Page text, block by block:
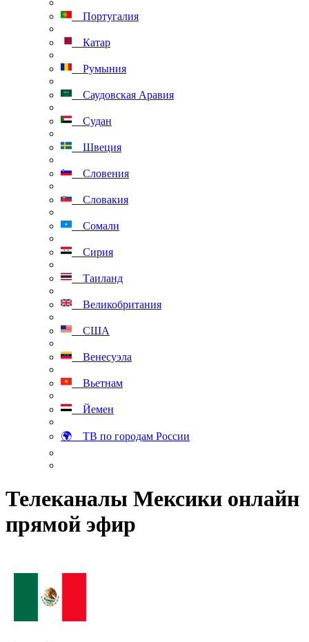
Португалия
Катар
Румыния
Саудовская Аравия
Судан
Швеция
Словения
Словакия
Сомали
Сирия
Таиланд
Великобритания
США
Венесуэла
Вьетнам
Йемен
🌍 ТВ по городам России
Телеканалы Мексики онлайн
прямой эфир